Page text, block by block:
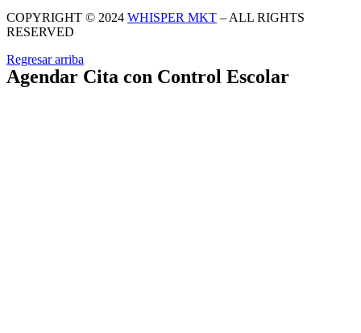
COPYRIGHT © 2024 WHISPER MKT – ALL RIGHTS
RESERVED
Regresar arriba
Agendar Cita con Control Escolar